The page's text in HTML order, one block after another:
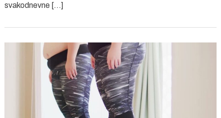
svakodnevne […]